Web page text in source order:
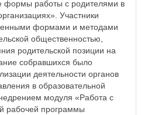
формы работы с родителями в
Участники
формами и методами
общественностью,
родительской позиции на
собравшихся было
деятельности органов
в образовательной
модуля «Работа с
рабочей программы